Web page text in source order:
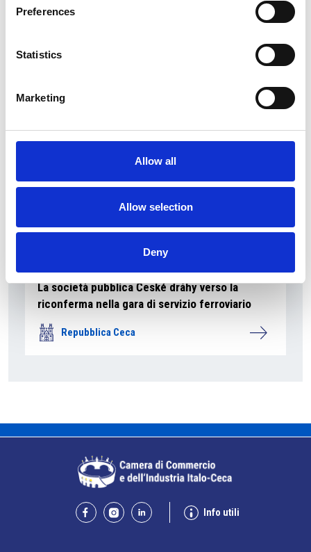
Preferences
Statistics
Marketing
Allow all
Allow selection
Deny
La Škoda avvia la produzione del suo SUV Peaq
La società pubblica České dráhy verso la
riconferma nella gara di servizio ferroviario
Repubblica Ceca
Info utili